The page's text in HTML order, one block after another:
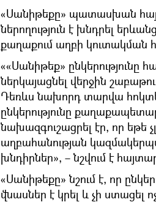
«Սանիթեքը» պատասխան
ներողություն է խնդրել
քաղաքում աղբի կուտակման
««Սանիթեք» ընկերությունը
ներկայացնել վերջին
Դեռևս նախորդ տարվա
ընկերությունը
նախազգուշացրել էր, որ եթե
աղբահանության
խնդիրներ», – նշվում է
«Սանիթեքը» նշում է, որ
վնասներ է կրել և չի ստացել